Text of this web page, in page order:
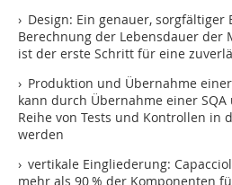
› Design: Ein genauer,
Berechnung der Lebensdauer der
ist der erste Schritt für eine
› Produktion und Übernahme
kann durch Übernahme einer
Reihe von Tests und Kontrollen in
werden
› vertikale Eingliederung:
mehr als 90 % der Komponenten